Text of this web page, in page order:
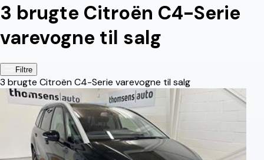
3 brugte Citroën C4-Serie
varevogne til salg
Filtre
3 brugte Citroën C4-Serie varevogne til salg